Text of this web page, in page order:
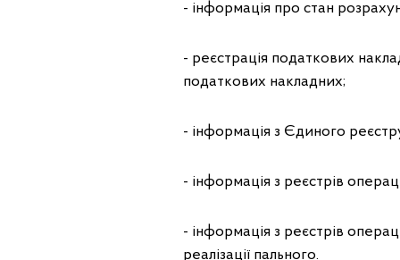
- інформація про стан
- реєстрація податкових
податкових накладних;
- інформація з Єдиного
- інформація з реєстрів
- інформація з реєстрів
реалізації пального.